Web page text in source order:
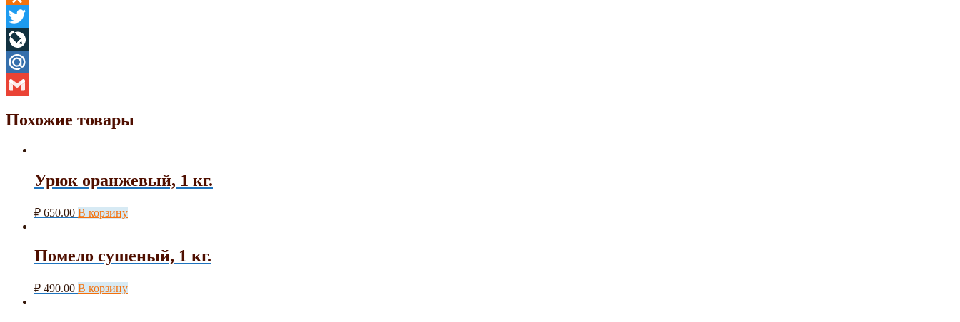
Odnoklassniki
Twitter
LiveJournal
Mail.Ru
Похожие товары
Урюк оранжевый, 1 кг.
₽ 650.00 В корзину
Помело сушеный, 1 кг.
₽ 490.00 В корзину